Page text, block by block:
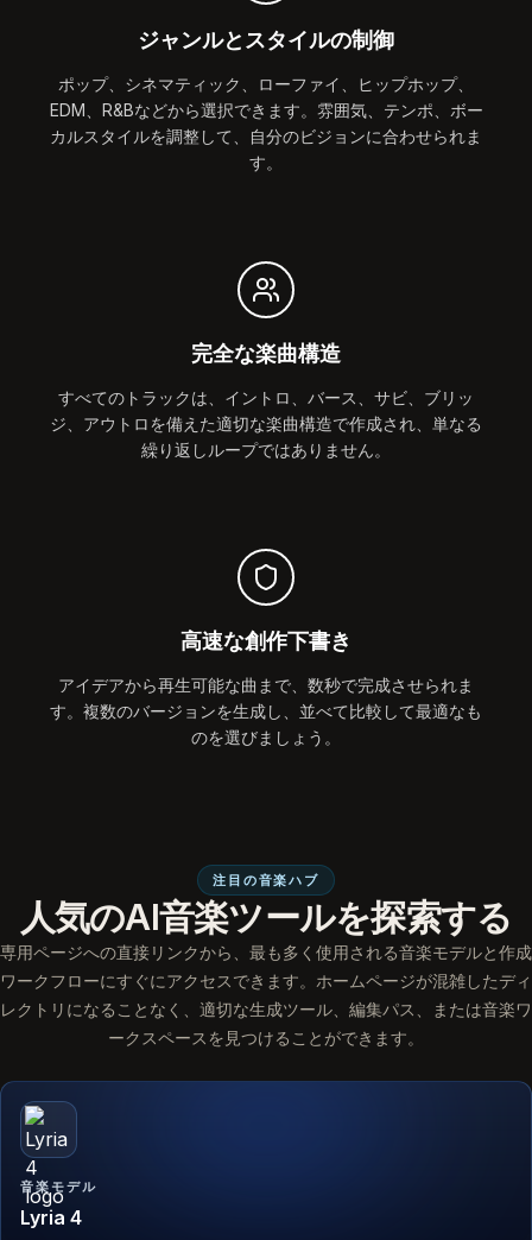
ジャンルとスタイルの制御
ポップ、シネマティック、ローファイ、ヒップホップ、
EDM、R&Bなどから選択できます。雰囲気、テンポ、ボー
カルスタイルを調整して、自分のビジョンに合わせられま
す。
完全な楽曲構造
すべてのトラックは、イントロ、バース、サビ、ブリッ
ジ、アウトロを備えた適切な楽曲構造で作成され、単なる
繰り返しループではありません。
高速な創作下書き
アイデアから再生可能な曲まで、数秒で完成させられま
す。複数のバージョンを生成し、並べて比較して最適なも
のを選びましょう。
注目の音楽ハブ
人気のAI音楽ツールを探索する
専用ページへの直接リンクから、最も多く使用される音楽モデルと作成
ワークフローにすぐにアクセスできます。ホームページが混雑したディ
レクトリになることなく、適切な生成ツール、編集パス、または音楽ワ
ークスペースを見つけることができます。
音楽モデル
Lyria 4